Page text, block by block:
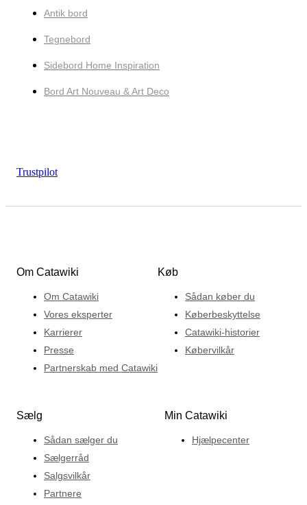
Antik bord
Tegnebord
Sidebord Home Inspiration
Bord Art Nouveau & Art Deco
Trustpilot
Om Catawiki
Om Catawiki
Vores eksperter
Karrierer
Presse
Partnerskab med Catawiki
Køb
Sådan køber du
Køberbeskyttelse
Catawiki-historier
Købervilkår
Sælg
Sådan sælger du
Sælgerråd
Salgsvilkår
Partnere
Min Catawiki
Hjælpecenter